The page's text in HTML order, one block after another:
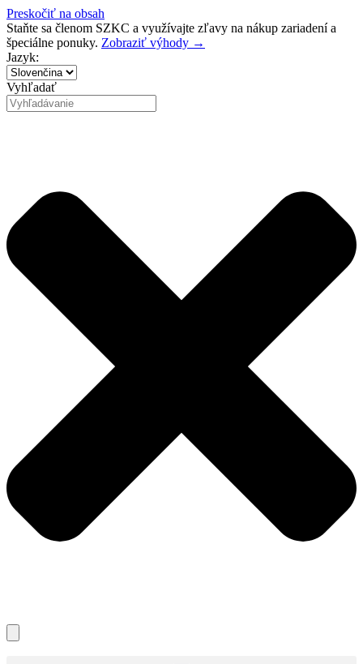
Preskočiť na obsah
Staňte sa členom SZKC a využívajte zľavy na nákup zariadení a
špeciálne ponuky. Zobraziť výhody →
Jazyk:
Vyhľadať